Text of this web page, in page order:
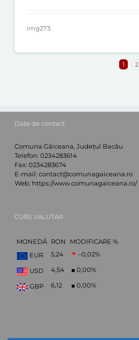
img273
1 2
Date de contact
Comuna Găiceana, Județul Bacău
Telefon: 0234283614
Fax: 0234283674
E-mail: contact@comunagaiceana.ro
Web: https://www.comunagaiceana.ro/
CURS VALUTAR
MONEDĂ RON
MODIFICARE %
EUR
5,24 –0,02%
USD 4,54 0,00%
GBP 6,12 0,00%